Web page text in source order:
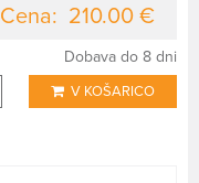
Cena: 210.00 €
Dobava do 8 dni
V KOŠARICO